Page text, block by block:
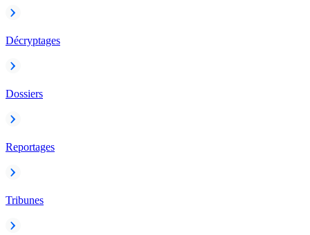
Décryptages
Dossiers
Reportages
Tribunes